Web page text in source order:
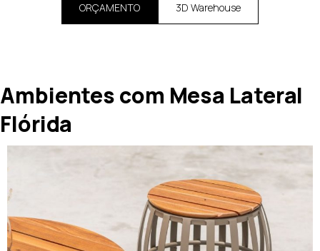
ORÇAMENTO 3D Warehouse
Ambientes com Mesa Lateral
Flórida